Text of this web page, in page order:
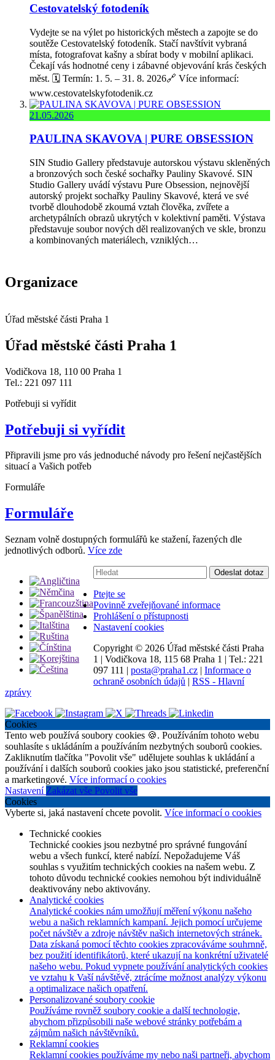
Cestovatelský fotodeník
Vydejte se na výlet po historických městech a zapojte se do
soutěže Cestovatelský fotodeník. Stačí navštívit vybraná
místa, fotografovat kašny a sbírat body v mobilní aplikaci.
Čekají vás hodnotné ceny i zábavné objevování krás českých
měst. 🗓️ Termín: 1. 5. – 31. 8. 2026🔗 Více informací:
www.cestovatelskyfotodenik.cz
21.05.2026
PAULINA SKAVOVA | PURE OBSESSION
SIN Studio Gallery představuje autorskou výstavu skleněných
a bronzových soch české sochařky Pauliny Skavové. SIN
Studio Gallery uvádí výstavu Pure Obsession, nejnovější
autorský projekt sochařky Pauliny Skavové, která ve své
tvorbě dlouhodobě zkoumá vztah člověka, zvířete a
archetypálních obrazů ukrytých v kolektivní paměti. Výstava
představuje soubor nových děl realizovaných ve skle, bronzu
a kombinovaných materiálech, vzniklých…
Organizace
Úřad městské části Praha 1
Úřad městské části Praha 1
Vodičkova 18, 110 00 Praha 1
Tel.: 221 097 111
Potřebuji si vyřídit
Potřebuji si vyřídit
Připravili jsme pro vás jednoduché návody pro řešení nejčastějších
situací a Vašich potřeb
Formuláře
Formuláře
Seznam volně dostupných formulářů ke stažení, řazených dle
jednotlivých odborů. Více zde
Vyhledávání:
Odeslat dotaz
Ptejte se
Povinně zveřejňované informace
Prohlášení o přístupnosti
Nastavení cookies
Copyright © 2026 Úřad městské části Praha
1 | Vodičkova 18, 115 68 Praha 1 | Tel.: 221
097 111 | posta@praha1.cz | Informace o
ochraně osobních údajů | RSS - Hlavní
zprávy
Cookies
Tento web používá soubory cookies 🍪. Používáním tohoto webu
souhlasíte s ukládáním a používáním nezbytných souborů cookies.
Zakliknutím tlačítka "Povolit vše" udělujete souhlas k ukládání a
používání i dalších souborů cookies jako jsou statistické, preferenční
a marketingové. Více informací o cookies
Nastavení Zakázat vše Povolit vše
Cookies
Vyberte si, jaká nastavení chcete povolit. Více informací o cookies
Technické cookies
Technické cookies jsou nezbytné pro správné fungování
webu a všech funkcí, které nabízí. Nepožadujeme Váš
souhlas s využitím technických cookies na našem webu. Z
tohoto důvodu technické cookies nemohou být individuálně
deaktivovány nebo aktivovány.
Analytické cookies
Analytické cookies nám umožňují měření výkonu našeho
webu a našich reklamních kampaní. Jejich pomocí určujeme
počet návštěv a zdroje návštěv našich internetových stránek.
Data získaná pomocí těchto cookies zpracováváme souhrnně,
bez použití identifikátorů, které ukazují na konkrétní uživatelé
našeho webu. Pokud vypnete používání analytických cookies
ve vztahu k Vaší návštěvě, ztrácíme možnost analýzy výkonu
a optimalizace našich opatření.
Personalizované soubory cookie
Používáme rovněž soubory cookie a další technologie,
abychom přizpůsobili naše webové stránky potřebám a
zájmům našich návštěvníků.
Reklamní cookies
Reklamní cookies používáme my nebo naši partneři, abychom